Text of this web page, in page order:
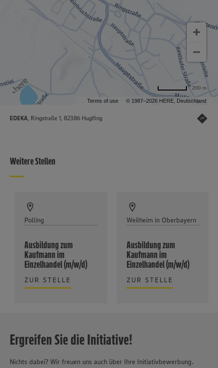
Terms of use © 1987–2026 HERE, Deutschland
200 m
EDEKA, Ringstraße 1, 82386 Huglfing
Weitere Stellen
Polling
Ausbildung zum
Kaufmann im
Einzelhandel (m/w/d)
ZUR STELLE
Weilheim in Oberbayern
Ausbildung zum
Kaufmann im
Einzelhandel (m/w/d)
ZUR STELLE
Ergreifen Sie die Initiative!
Nichts dabei? Wir freuen uns auch über Ihre Initiativbewerbung.